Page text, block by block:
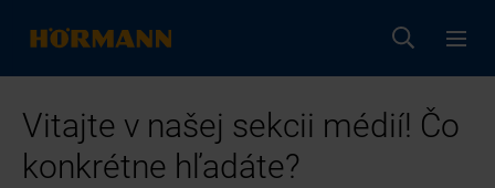
Vitajte v našej sekcii médií! Čo
konkrétne hľadáte?